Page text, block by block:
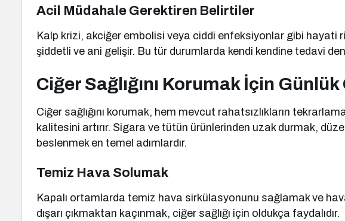
Acil Müdahale Gerektiren Belirtiler
Kalp krizi, akciğer embolisi veya ciddi enfeksiyonlar gibi hayati
şiddetli ve ani gelişir. Bu tür durumlarda kendi kendine tedavi
Ciğer Sağlığını Korumak İçin
Ciğer sağlığını korumak, hem mevcut rahatsızlıkların
kalitesini artırır. Sigara ve tütün ürünlerinden uzak durmak,
beslenmek en temel adımlardır.
Temiz Hava Solumak
Kapalı ortamlarda temiz hava sirkülasyonunu sağlamak ve
dışarı çıkmaktan kaçınmak, ciğer sağlığı için oldukça faydalıdır.